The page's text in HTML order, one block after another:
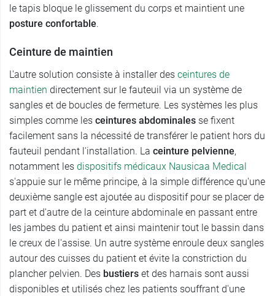
le tapis bloque le glissement du corps et maintient une
posture confortable.
Ceinture de maintien
L'autre solution consiste à installer des ceintures de
maintien directement sur le fauteuil via un système de
sangles et de boucles de fermeture. Les systèmes les plus
simples comme les ceintures abdominales se fixent
facilement sans la nécessité de transférer le patient hors du
fauteuil pendant l'installation. La ceinture pelvienne,
notamment les dispositifs médicaux Nausicaa Medical
s'appuie sur le même principe, à la simple différence qu'une
deuxième sangle est ajoutée au dispositif pour se placer de
part et d'autre de la ceinture abdominale en passant entre
les jambes du patient et ainsi maintenir tout le bassin dans
le creux de l'assise. Un autre système enroule deux sangles
autour des cuisses du patient et évite la constriction du
plancher pelvien. Des bustiers et des harnais sont aussi
disponibles et utilisés chez les patients souffrant d'une